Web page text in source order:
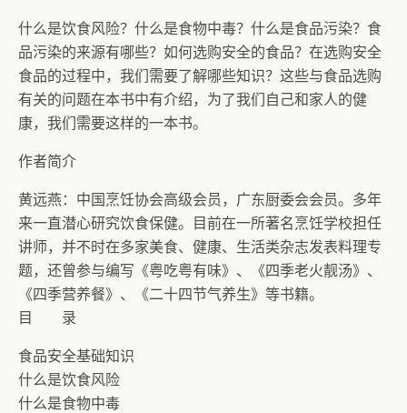
什么是饮食风险？什么是食物中毒？什么是食品污染？食
品污染的来源有哪些？如何选购安全的食品？在选购安全
食品的过程中，我们需要了解哪些知识？这些与食品选购
有关的问题在本书中有介绍，为了我们自己和家人的健
康，我们需要这样的一本书。
作者简介
黄远燕：中国烹饪协会高级会员，广东厨委会会员。多年
来一直潜心研究饮食保健。目前在一所著名烹饪学校担任
讲师，并不时在多家美食、健康、生活类杂志发表料理专
题，还曾参与编写《粤吃粤有味》、《四季老火靓汤》、
《四季营养餐》、《二十四节气养生》等书籍。
目 录
食品安全基础知识
什么是饮食风险
什么是食物中毒